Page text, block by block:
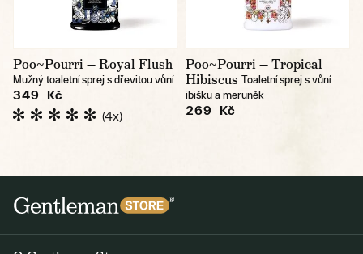
Poo~Pourri — Royal Flush
Mužný toaletní sprej s dřevitou vůní
349 Kč
(4x)
Poo~Pourri — Tropical
Hibiscus Toaletní sprej s vůní
ibišku a meruněk
269 Kč